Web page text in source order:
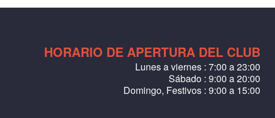
HORARIO DE APERTURA DEL CLUB
Lunes a viernes : 7:00 a 23:00
Sábado : 9:00 a 20:00
Domingo, Festivos : 9:00 a 15:00